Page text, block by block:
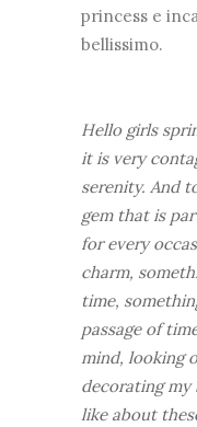
princess e
bellissimo.
Hello girls
it is very
serenity. And
gem that is
for every
charm,
time,
passage of
mind, looking
decorating
like about